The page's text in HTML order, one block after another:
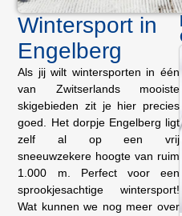
Wintersport in
Engelberg
Als jij wilt wintersporten in één
van Zwitserlands mooiste
skigebieden zit je hier precies
goed. Het dorpje Engelberg ligt
zelf al op een vrij
sneeuwzekere hoogte van ruim
1.000 m. Perfect voor een
sprookjesachtige wintersport!
Wat kunnen we nog meer over